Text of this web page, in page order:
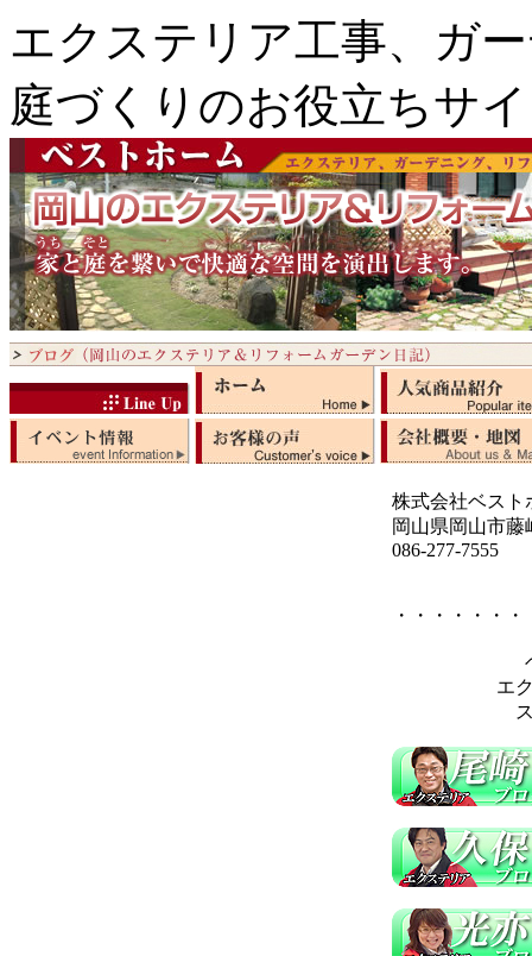
エクステリア工事、ガ
庭づくりのお役立ちサ
株式会社ベスト
岡山県岡山市藤
086-277-7555
・・・・・・
エ